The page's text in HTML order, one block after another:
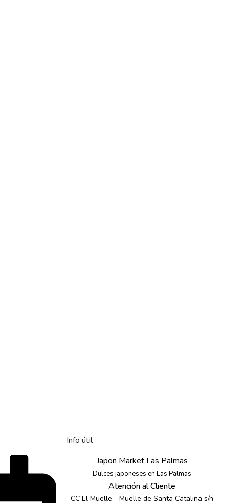
Info útil
Japon Market Las Palmas
Dulces japoneses en Las Palmas
Atención al Cliente
CC El Muelle - Muelle de Santa Catalina s/n